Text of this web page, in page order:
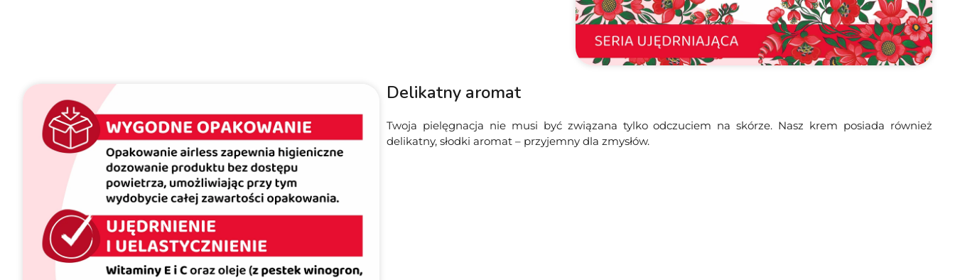
Delikatny aromat
Twoja pielęgnacja nie musi być związana tylko odczuciem na skórze. Nasz krem posiada również
delikatny, słodki aromat – przyjemny dla zmysłów.